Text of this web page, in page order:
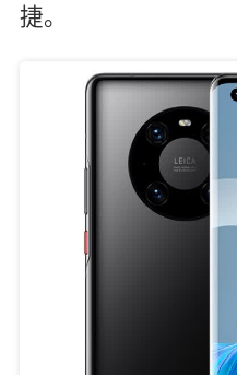
捷。